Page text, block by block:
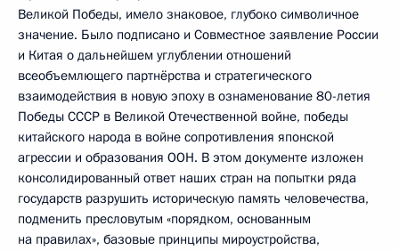
Великой Победы, имело знаковое, глубоко символичное
значение. Было подписано и Совместное заявление России
и Китая о дальнейшем углублении отношений
всеобъемлющего партнёрства и стратегического
взаимодействия в новую эпоху в ознаменование 80-летия
Победы СССР в Великой Отечественной войне, победы
китайского народа в войне сопротивления японской
агрессии и образования ООН. В этом документе изложен
консолидированный ответ наших стран на попытки ряда
государств разрушить историческую память человечества,
подменить пресловутым «порядком, основанным
на правилах», базовые принципы мироустройства,